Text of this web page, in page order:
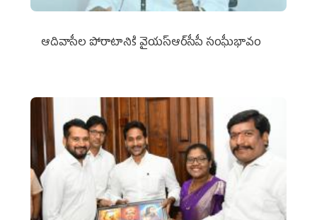
ఆదివాసీల పోరాటానికి వైయ‌స్ఆర్‌సీపీ సంఘీభావం